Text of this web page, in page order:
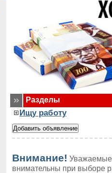
Разделы
Ищу работу
Внимание! Уважаемые
внимательны при выборе